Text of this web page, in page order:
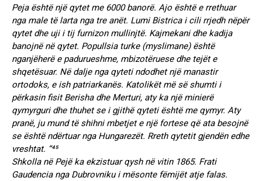
Peja është një qytet me 6000 banorë. Ajo është e rrethuar
nga male të larta nga tre anët. Lumi Bistrica i cili rrjedh nëpër
qytet dhe uji i tij furnizon mullinjtë. Kajmekani dhe kadija
banojnë në qytet. Popullsia turke (myslimane) është
nganjëherë e padurueshme, mbizotëruese dhe tejët e
shqetësuar. Në dalje nga qyteti ndodhet një manastir
ortodoks, e ish patriarkanës. Katolikët më së shumti i
përkasin fisit Berisha dhe Merturi, aty ka një minierë
qymyrguri dhe thuhet se i gjithë qyteti është me qymyr. Aty
pranë, ju mund të shihni mbetjet e një fortese që ata besojnë
se është ndërtuar nga Hungarezët. Rreth qytetit gjendën edhe
vreshtat. “⁴⁵
Shkolla në Pejë ka ekzistuar qysh në vitin 1865. Frati
Gaudencia nga Dubrovniku i mësonte fëmijët atje falas.